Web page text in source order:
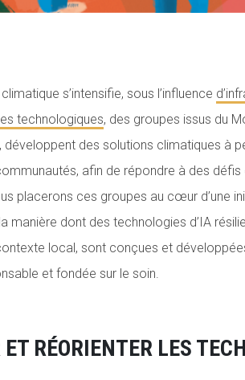
s’intensifie, sous l’influence
technologiques, des groupes issus du
développent des solutions climatiques à
afin de répondre à des
placerons ces groupes au cœur d’une
manière dont des technologies d’IA
local, sont conçues et
et fondée sur le soin.
RÉORIENTER LES